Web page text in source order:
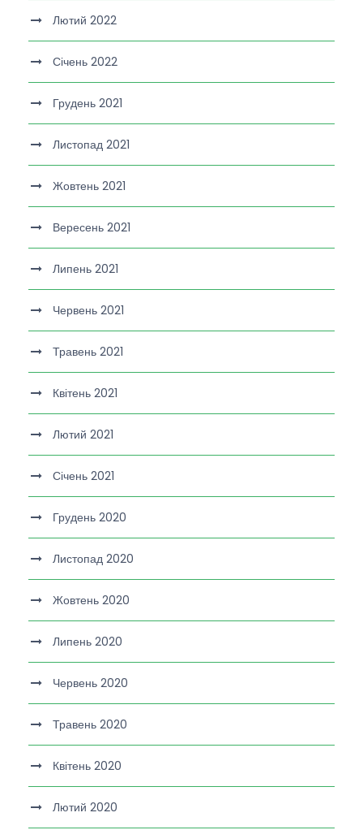
Лютий 2022
Січень 2022
Грудень 2021
Листопад 2021
Жовтень 2021
Вересень 2021
Липень 2021
Червень 2021
Травень 2021
Квітень 2021
Лютий 2021
Січень 2021
Грудень 2020
Листопад 2020
Жовтень 2020
Липень 2020
Червень 2020
Травень 2020
Квітень 2020
Лютий 2020